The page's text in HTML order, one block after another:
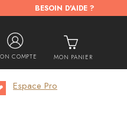
BESOIN D'AIDE ?
MON PANIER
COMPTE
Espace Pro